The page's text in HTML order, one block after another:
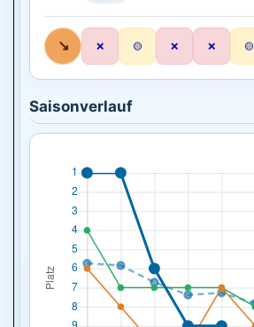
↘ ❌ 🟡 ❌ ❌ 🟡
Saisonverlauf